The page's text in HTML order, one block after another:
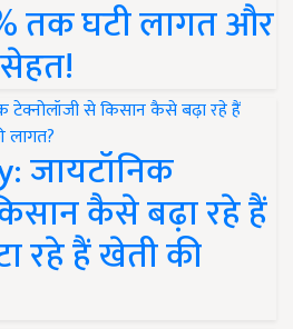
तक घटी लागत और
सेहत!
जायटॉनिक
कैसे बढ़ा रहे हैं
रहे हैं खेती की